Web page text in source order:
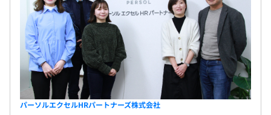
パーソルエクセルHRパートナーズ株式会社